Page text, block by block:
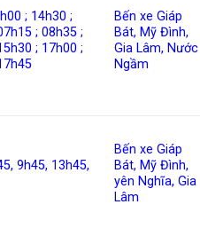
; 14h30 ;
; 08h35 ;
; 17h00 ;
Bến xe Giáp
Bát, Mỹ Đình,
Gia Lâm, Nước
Ngầm
9h45, 13h45,
Bến xe Giáp
Bát, Mỹ Đình,
yên Nghĩa, Gia
Lâm